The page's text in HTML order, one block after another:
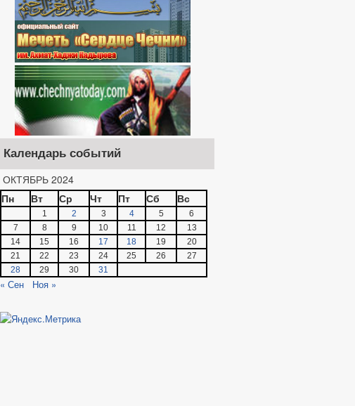
Календарь событий
ОКТЯБРЬ 2024
Пн
Вт Ср Чт Пт Сб Вс
1 2 3 4 5
6
7
8 9 10 11 12
13
14
15 16 17 18 19
20
21
22 23 24 25 26
27
28
29 30 31
« Сен Ноя »